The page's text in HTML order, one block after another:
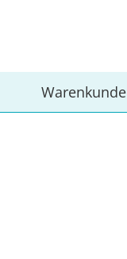
Warenkunde